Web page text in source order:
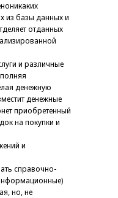
из базы данных и
отданных
и различные
денежную
денежные
приобретенный
на покупки и
и
справочно-
но, не